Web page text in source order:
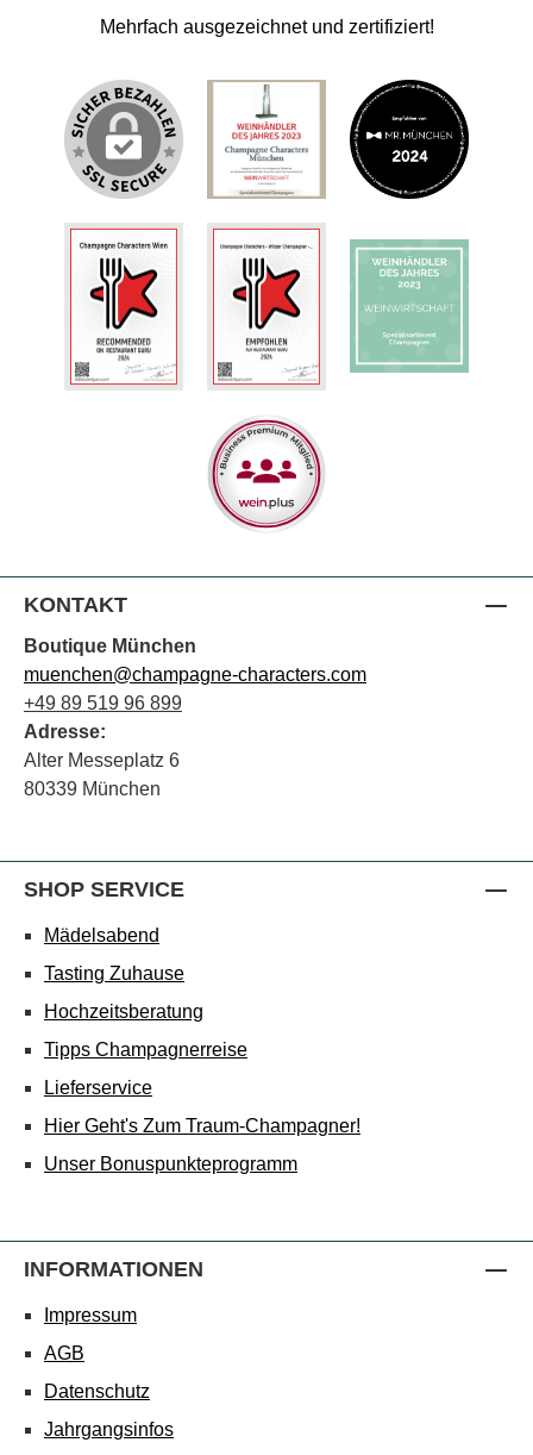
Mehrfach ausgezeichnet und zertifiziert!
KONTAKT
Boutique München
muenchen@champagne-characters.com
+49 89 519 96 899
Adresse:
Alter Messeplatz 6
80339 München
SHOP SERVICE
Mädelsabend
Tasting Zuhause
Hochzeitsberatung
Tipps Champagnerreise
Lieferservice
Hier Geht's Zum Traum-Champagner!
Unser Bonuspunkteprogramm
INFORMATIONEN
Impressum
AGB
Datenschutz
Jahrgangsinfos